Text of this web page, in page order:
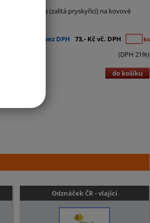
samolepka (zalitá pryskyřicí) na kovové
60,- Kč bez DPH 73,- Kč vč. DPH ks
(DPH 21%)
do košíku
Odznáček ČR - vlající